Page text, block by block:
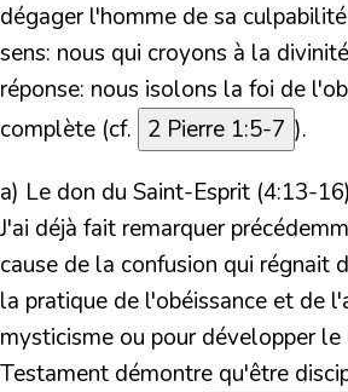
dégager l'homme de sa
sens: nous qui croyons à la
réponse: nous isolons la foi de
complète (cf. 2 Pierre 1:5-7 ).
a) Le don du Saint-Esprit (4:13-
J'ai déjà fait remarquer
cause de la confusion qui
la pratique de l'obéissance et de
mysticisme ou pour développer
Testament démontre qu'être